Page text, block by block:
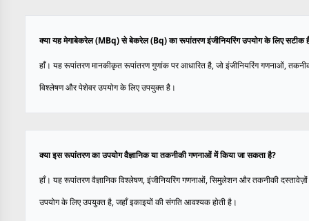
क्या यह मेगाबेकरेल (MBq) से बेकरेल (Bq) का रूपांतरण इंजीनियरिंग उपयोग के लिए सटीक
हाँ। यह रूपांतरण मानकीकृत रूपांतरण गुणांक पर आधारित है, जो इंजीनियरिंग गणनाओं,
विश्लेषण और पेशेवर उपयोग के लिए उपयुक्त है।
क्या इस रूपांतरण का उपयोग वैज्ञानिक या तकनीकी गणनाओं में किया जा सकता है?
हाँ। यह रूपांतरण वैज्ञानिक विश्लेषण, इंजीनियरिंग गणनाओं, सिमुलेशन और तकनीकी
उपयोग के लिए उपयुक्त है, जहाँ इकाइयों की संगति आवश्यक होती है।